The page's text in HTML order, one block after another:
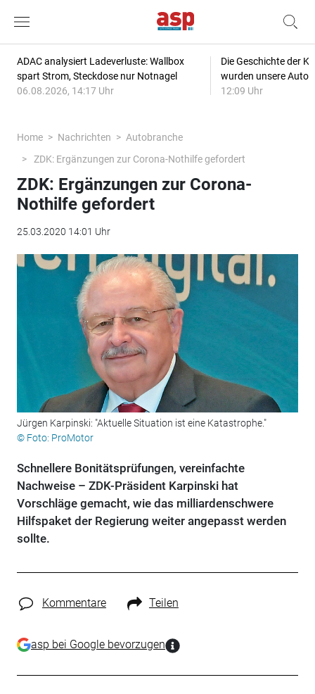
ADAC analysiert Ladeverluste: Wallbox
spart Strom, Steckdose nur Notnagel
06.08.2026, 14:17 Uhr
Die Geschichte der
wurden unsere
12:09 Uhr
Home Nachrichten
Autobranche
ZDK: Ergänzungen zur Corona-Nothilfe gefordert
ZDK: Ergänzungen zur Corona-
Nothilfe gefordert
25.03.2020 14:01 Uhr
Jürgen Karpinski: "Aktuelle Situation ist eine Katastrophe."
© Foto: ProMotor
Schnellere Bonitätsprüfungen, vereinfachte
Nachweise – ZDK-Präsident Karpinski hat
Vorschläge gemacht, wie das milliardenschwere
Hilfspaket der Regierung weiter angepasst werden
sollte.
Kommentare Teilen
asp bei Google bevorzugen